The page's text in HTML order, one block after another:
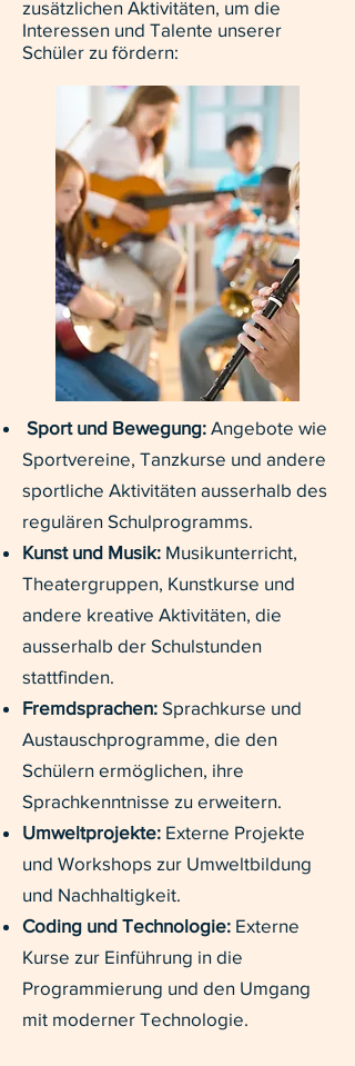
zusätzlichen Aktivitäten, um die
Interessen und Talente unserer
Schüler zu fördern:
Sport und Bewegung: Angebote wie
Sportvereine, Tanzkurse und andere
sportliche Aktivitäten ausserhalb des
regulären Schulprogramms.
Kunst und Musik: Musikunterricht,
Theatergruppen, Kunstkurse und
andere kreative Aktivitäten, die
ausserhalb der Schulstunden
stattfinden.
Fremdsprachen: Sprachkurse und
Austauschprogramme, die den
Schülern ermöglichen, ihre
Sprachkenntnisse zu erweitern.
Umweltprojekte: Externe Projekte
und Workshops zur Umweltbildung
und Nachhaltigkeit.
Coding und Technologie: Externe
Kurse zur Einführung in die
Programmierung und den Umgang
mit moderner Technologie.